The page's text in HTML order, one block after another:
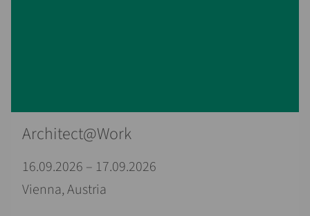
Architect@Work
16.09.2026 – 17.09.2026
Vienna, Austria